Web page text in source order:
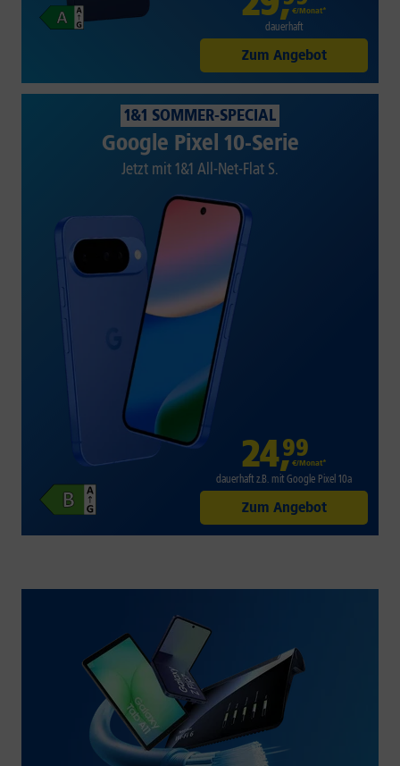
€/Monat*
dauerhaft
Zum Angebot
1&1 SOMMER-SPECIAL
Google Pixel 10-Serie
Jetzt mit 1&1 All-Net-Flat S.
24,99
€/Monat*
dauerhaft z.B. mit Google Pixel 10a
Zum Angebot